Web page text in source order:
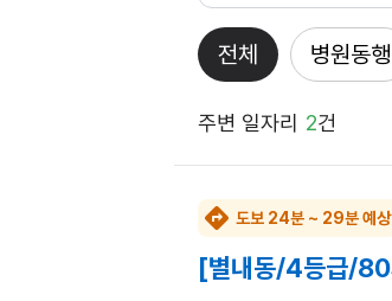
전체 병원동행
주변 일자리 2건
도보 24분 ~ 29분 예상
[별내동/4등급/80